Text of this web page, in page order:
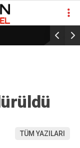
Kulüp Oy Birliğiyle AŞ
TÜM YAZILARI